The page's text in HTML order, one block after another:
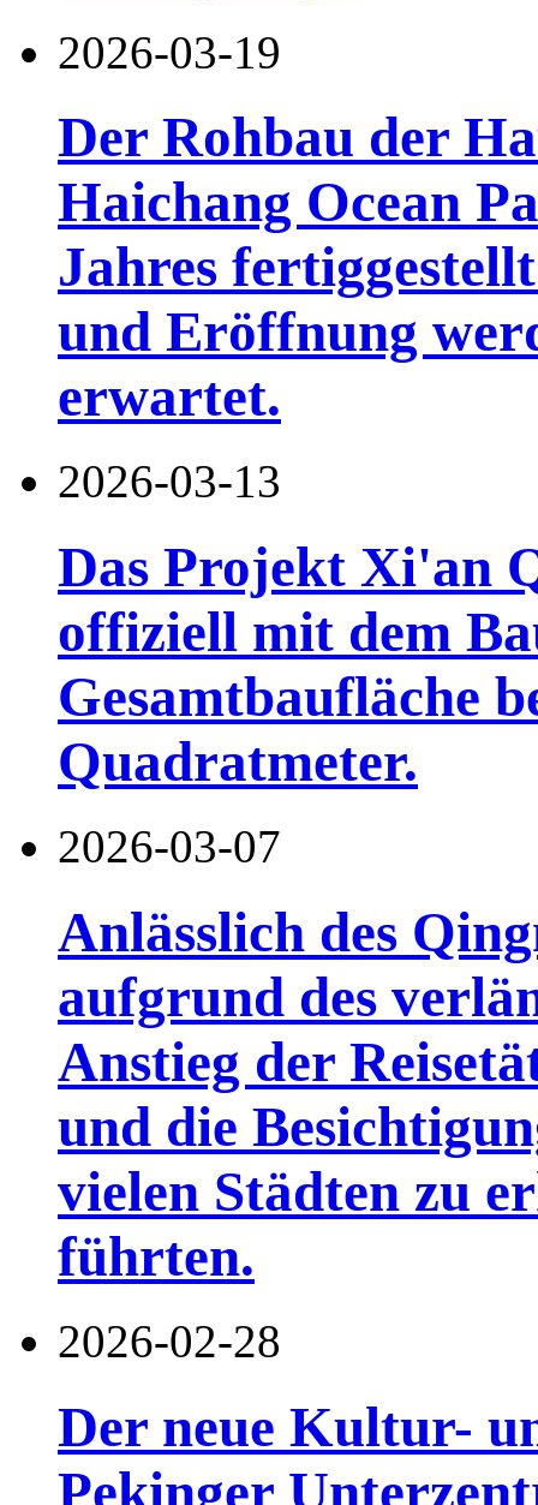
2026-03-19
Der Rohbau der
Haichang Ocean
Jahres
und Eröffnung
erwartet.
2026-03-13
Das Projekt Xi'an
offiziell mit dem
Gesamtbaufläche
Quadratmeter.
2026-03-07
Anlässlich des
aufgrund des
Anstieg der
und die
vielen Städten zu
führten.
2026-02-28
Der neue Kultur-
Pekinger